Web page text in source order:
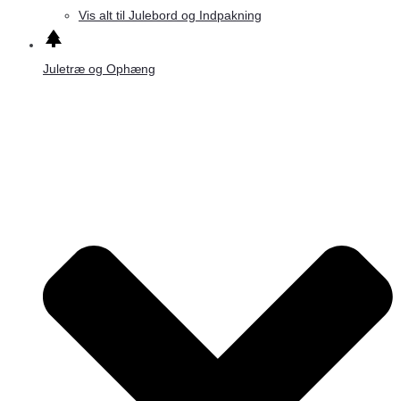
Vis alt til Julebord og Indpakning
Juletræ og Ophæng